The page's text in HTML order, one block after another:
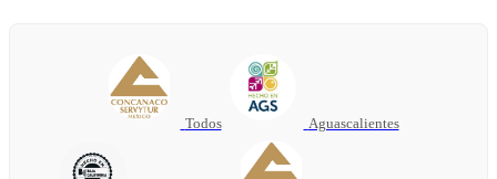
Todos Aguascalientes